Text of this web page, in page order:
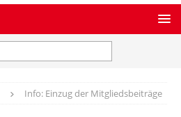
Info: Einzug der Mitgliedsbeiträge